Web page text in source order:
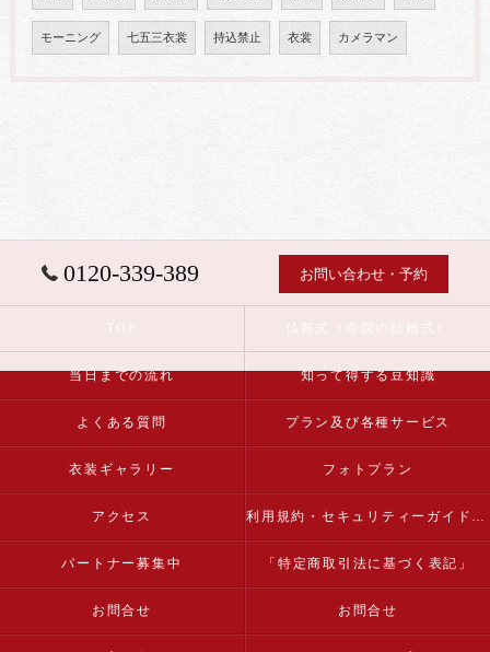
モーニング 七五三衣裳 持込禁止 衣裳 カメラマン
0120-339-389 お問い合わせ・予約
当日までの流れ 知って得する豆知識
よくある質問 プラン及び各種サービス
衣装ギャラリー フォトプラン
アクセス 利用規約・セキュリティーガイドライン
パートナー募集中 「特定商取引法に基づく表記」
お問合せ お問合せ